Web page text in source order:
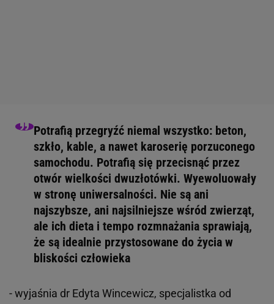
Potrafią przegryźć niemal wszystko: beton,
szkło, kable, a nawet karoserię porzuconego
samochodu. Potrafią się przecisnąć przez
otwór wielkości dwuzłotówki. Wyewoluowały
w stronę uniwersalności. Nie są ani
najszybsze, ani najsilniejsze wśród zwierząt,
ale ich dieta i tempo rozmnażania sprawiają,
że są idealnie przystosowane do życia w
bliskości człowieka
- wyjaśnia dr Edyta Wincewicz, specjalistka od